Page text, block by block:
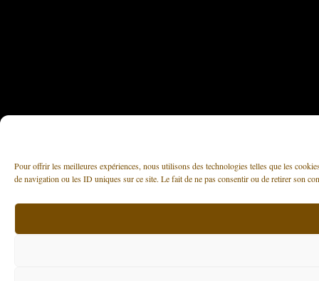
Pour offrir les meilleures expériences, nous utilisons des technologies telles que les
de navigation ou les ID uniques sur ce site. Le fait de ne pas consentir ou de retirer son